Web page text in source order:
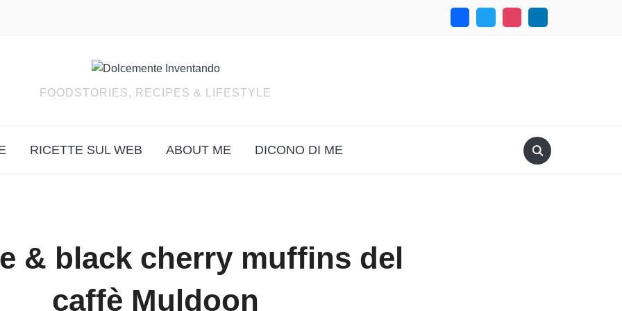
FOODSTORIES, RECIPES & LIFESTYLE
RICETTE SUL WEB ABOUT ME DICONO DI ME
& black cherry muffins del
caffè Muldoon